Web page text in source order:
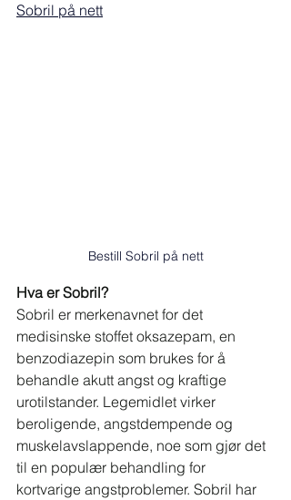
Sobril på nett
Bestill Sobril på nett
Hva er Sobril?
Sobril er merkenavnet for det
medisinske stoffet oksazepam, en
benzodiazepin som brukes for å
behandle akutt angst og kraftige
urotilstander. Legemidlet virker
beroligende, angstdempende og
muskelavslappende, noe som gjør det
til en populær behandling for
kortvarige angstproblemer. Sobril har